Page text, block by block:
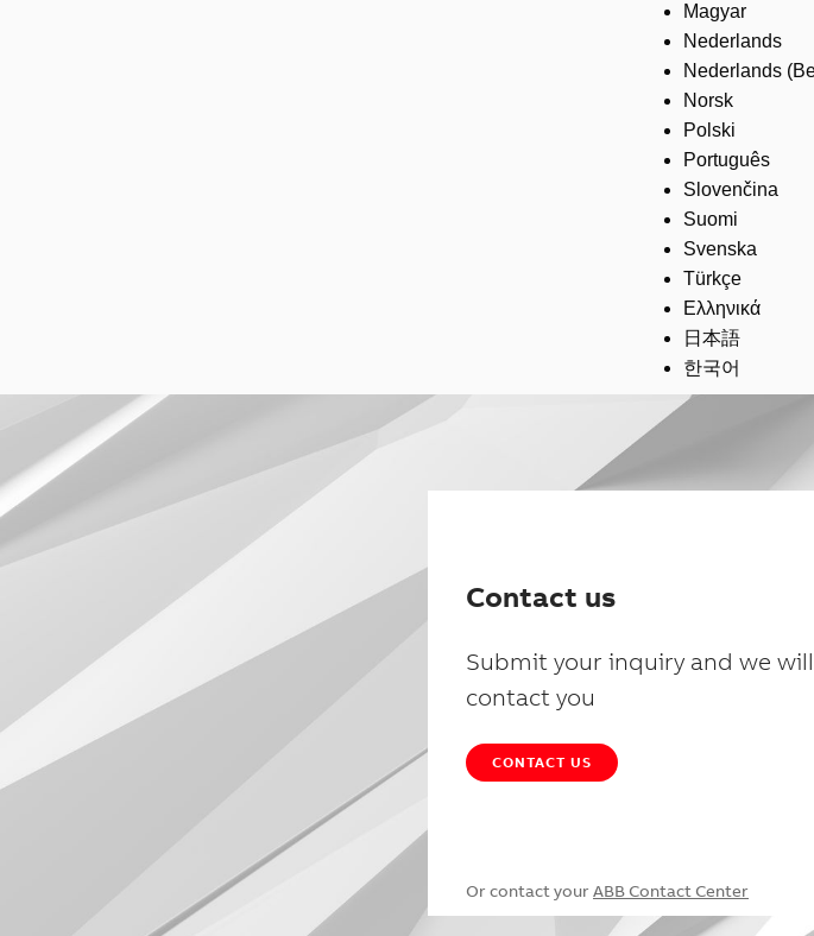
Magyar
Nederlands
Nederlands
Norsk
Polski
Português
Slovenčina
Suomi
Svenska
Türkçe
Ελληνικά
日本語
한국어
Contact us
Submit your inquiry and we will
contact you
CONTACT US
Or contact your ABB Contact Center